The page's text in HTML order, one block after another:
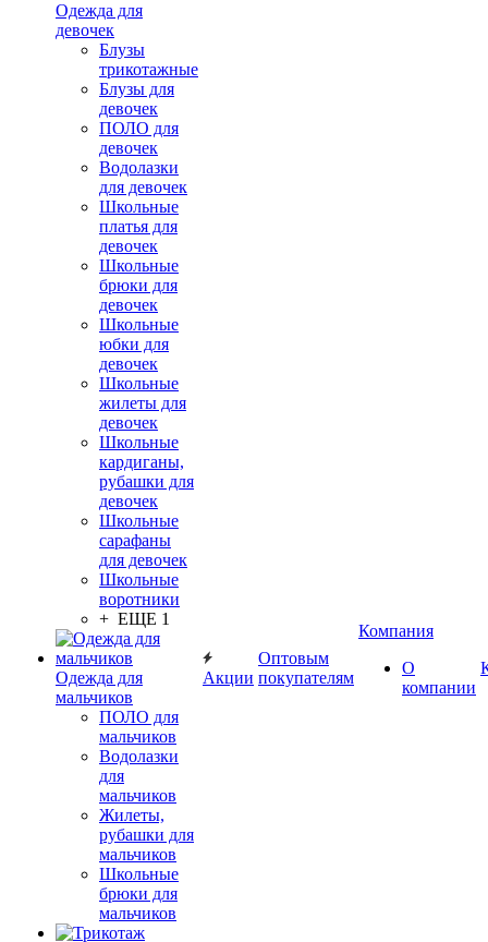
Одежда для
девочек
Блузы
трикотажные
Блузы для
девочек
ПОЛО для
девочек
Водолазки
для девочек
Школьные
платья для
девочек
Школьные
брюки для
девочек
Школьные
юбки для
девочек
Школьные
жилеты для
девочек
Школьные
кардиганы,
рубашки для
девочек
Школьные
сарафаны
для девочек
Школьные
воротники
+ ЕЩЕ 1
Одежда для
мальчиков
ПОЛО для
мальчиков
Водолазки
для
мальчиков
Жилеты,
рубашки для
мальчиков
Школьные
брюки для
мальчиков
Акции
Оптовым
покупателям
Компания
О
компании